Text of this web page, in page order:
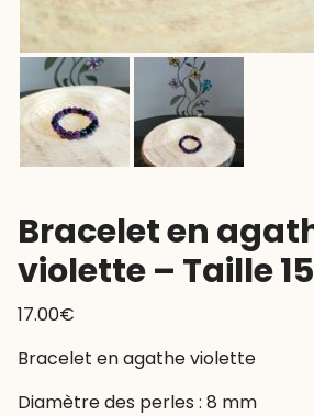
Bracelet en
violette – Taille
17.00€
Bracelet en agathe violette
Diamètre des perles : 8 mm